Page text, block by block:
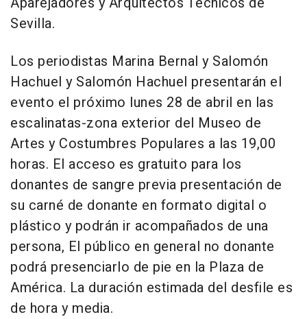
Sevilla.
Los periodistas Marina Bernal y Salomón
Hachuel y Salomón Hachuel presentarán el
evento el próximo lunes 28 de abril en las
escalinatas-zona exterior del Museo de
Artes y Costumbres Populares a las 19,00
horas. El acceso es gratuito para los
donantes de sangre previa presentación de
su carné de donante en formato digital o
plástico y podrán ir acompañados de una
persona, El público en general no donante
podrá presenciarlo de pie en la Plaza de
América. La duración estimada del desfile es
de hora y media.